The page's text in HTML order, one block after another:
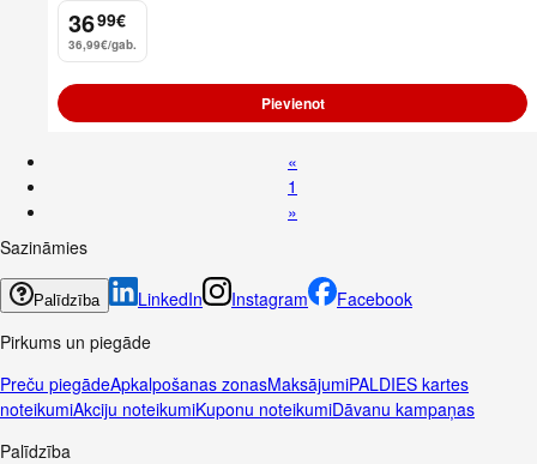
36
. 99€
36,99€/gab.
Pievienot
«
1
»
Sazināmies
Palīdzība LinkedIn Instagram
Facebook
Pirkums un piegāde
Preču piegādeApkalpošanas zonasMaksājumiPALDIES kartes
noteikumiAkciju noteikumiKuponu noteikumiDāvanu kampaņas
Palīdzība